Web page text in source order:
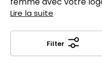
mouvement, sur le
votre meilleure
chaque sortie. C’est
Lire la suite
Filter